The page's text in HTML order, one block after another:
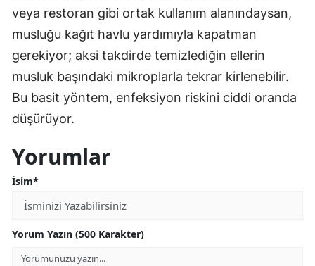
veya restoran gibi ortak kullanım alanındaysan,
musluğu kağıt havlu yardımıyla kapatman
gerekiyor; aksi takdirde temizlediğin ellerin
musluk başındaki mikroplarla tekrar kirlenebilir.
Bu basit yöntem, enfeksiyon riskini ciddi oranda
düşürüyor.
Yorumlar
İsim*
Yorum Yazın (500 Karakter)